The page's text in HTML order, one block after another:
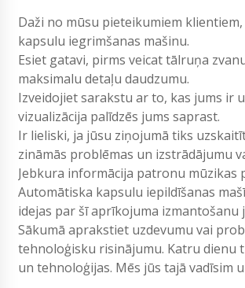
Daži no mūsu pieteikumiem
kapsulu iegrimšanas mašinu.
Esiet gatavi, pirms veicat tālruņa
maksimalu detaļu daudzumu.
Izveidojiet sarakstu ar to, kas jums ir
vizualizācija palīdzēs jums saprast.
Ir lieliski, ja jūsu ziņojumā tiks
zināmās problēmas un izstrādājumu
Jebkura informācija patronu mūzikas
Automātiska kapsulu iepildīšanas
idejas par šī aprīkojuma izmantošanu
Sākumā aprakstiet uzdevumu vai
tehnoloģisku risinājumu. Katru dienu
un tehnoloģijas. Mēs jūs tajā vadīsim